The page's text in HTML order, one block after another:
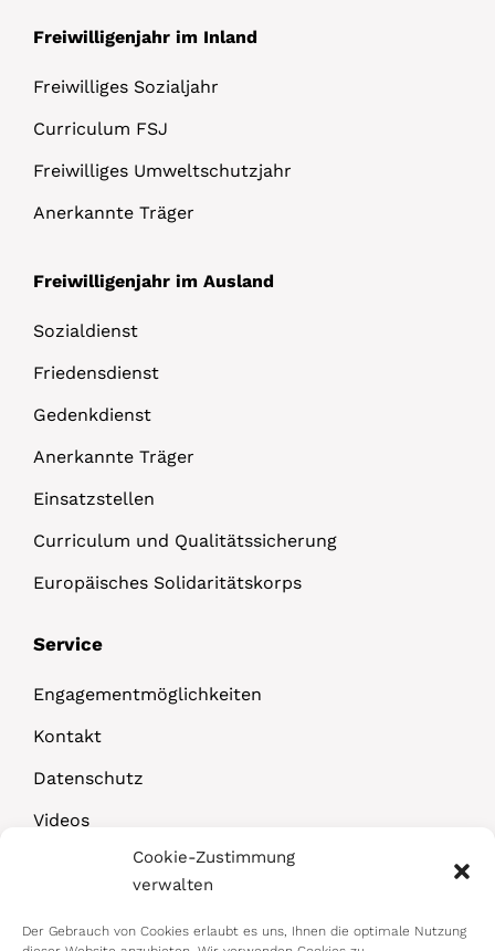
Cookie-Zustimmung
verwalten
Der Gebrauch von Cookies erlaubt es uns, Ihnen die optimale Nutzung
Freiwilligenjahr im Inland
Freiwilliges Sozialjahr
Curriculum FSJ
Freiwilliges Umweltschutzjahr
Anerkannte Träger
Freiwilligenjahr im Ausland
Sozialdienst
Friedensdienst
Gedenkdienst
Anerkannte Träger
Einsatzstellen
Curriculum und Qualitätssicherung
Europäisches Solidaritätskorps
Service
Engagementmöglichkeiten
Kontakt
Datenschutz
Videos